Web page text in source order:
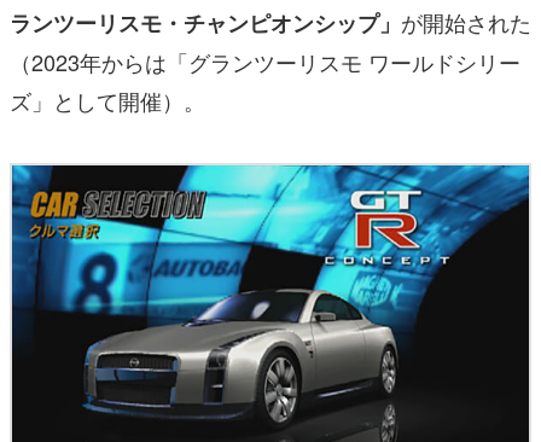
ランツーリスモ・チャンピオンシップ」 が開始された
（2023年からは「グランツーリスモ ワールドシリー
ズ」として開催）。